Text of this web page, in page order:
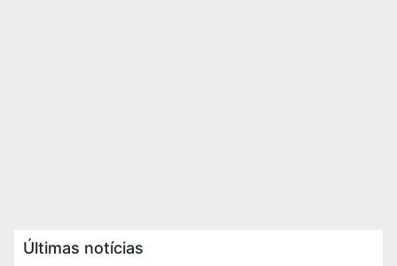
Últimas notícias